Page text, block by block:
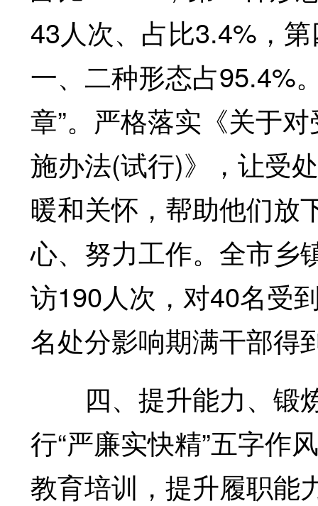
43人次、占比3.4%，
一、二种形态占95.4%
章”。严格落实《关于
施办法(试行)》，让受
暖和关怀，帮助他们放
心、努力工作。全市乡
访190人次，对40名受
名处分影响期满干部得
四、提升能力、锻
行“严廉实快精”五字作
教育培训，提升履职能